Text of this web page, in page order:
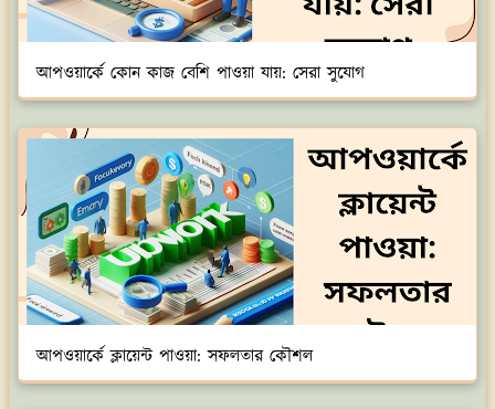
আপওয়ার্কে কোন কাজ বেশি পাওয়া যায়: সেরা সুযোগ
আপওয়ার্কে ক্লায়েন্ট পাওয়া: সফলতার কৌশল